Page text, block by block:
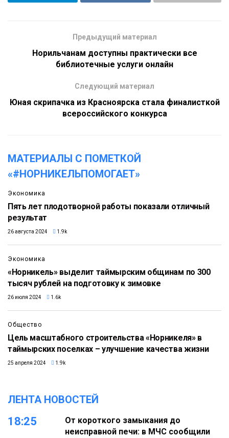
Предыдущий материал
Норильчанам доступны практически все
библиотечные услуги онлайн
Следующий материал
Юная скрипачка из Красноярска стала финалисткой
всероссийского конкурса
МАТЕРИАЛЫ С ПОМЕТКОЙ
«#НОРНИКЕЛЬПОМОГАЕТ»
Экономика
Пять лет плодотворной работы показали отличный
результат
26 августа 2024 1.9k
Экономика
«Норникель» выделит таймырским общинам по 300
тысяч рублей на подготовку к зимовке
26 июля 2024 1.6k
Общество
Цель масштабного строительства «Норникеля» в
таймырских поселках – улучшение качества жизни
25 апреля 2024 1.9k
ЛЕНТА НОВОСТЕЙ
18:25
От короткого замыкания до
неисправной печи: в МЧС сообщили